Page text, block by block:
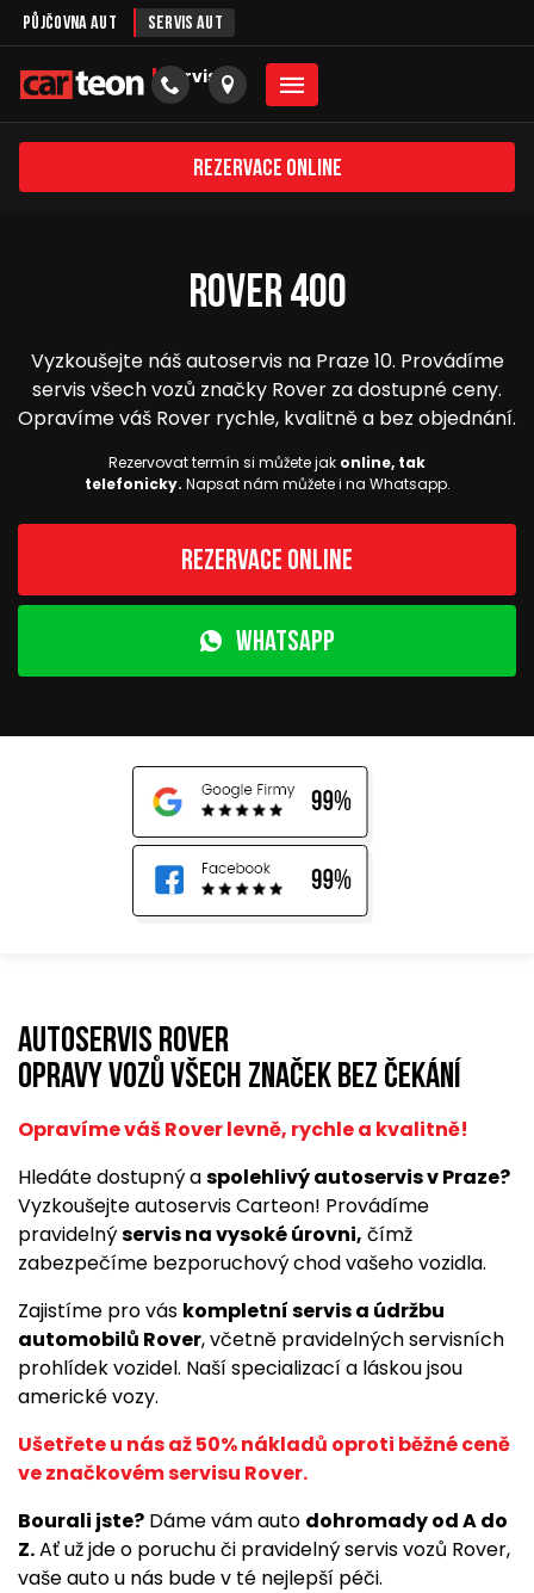
Půjčovna aut Servis aut
servis
Rezervace online
Rover 400
Vyzkoušejte náš autoservis na Praze 10. Provádíme
servis všech vozů značky Rover za dostupné ceny.
Opravíme váš Rover rychle, kvalitně a bez objednání.
Rezervovat termín si můžete jak online, tak
telefonicky. Napsat nám můžete i na Whatsapp.
Rezervace online
WhatsApp
Autoservis Rover
opravy vozů všech značek bez čekání
Opravíme váš Rover levně, rychle a kvalitně!
Hledáte dostupný aspolehlivý autoservis v Praze?
Vyzkoušejte autoservis Carteon! Provádíme
pravidelnýservis na vysoké úrovni, čímž
zabezpečíme bezporuchový chod vašeho vozidla.
Zajistíme pro vás kompletní servis a údržbu
automobilů Rover, včetně pravidelných servisních
prohlídek vozidel. Naší specializací a láskou jsou
americké vozy.
Ušetřete u nás až 50% nákladů oproti běžné ceně
ve značkovém servisu Rover.
Bourali jste? Dáme vám auto dohromady od A do
Z.Ať už jde o poruchu či pravidelný servis vozů Rover,
vaše auto u nás bude v té nejlepší péči.